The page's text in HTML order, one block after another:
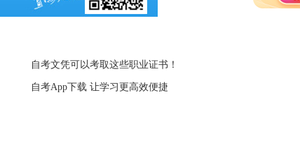
自考文凭可以考取这些职业证书！
自考App下载 让学习更高效便捷